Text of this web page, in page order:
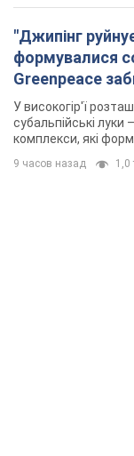
"Джипінг
формувалися
Greenpeace
У високогір'ї
субальпійські луки
комплекси, які
9 часов назад 1,0